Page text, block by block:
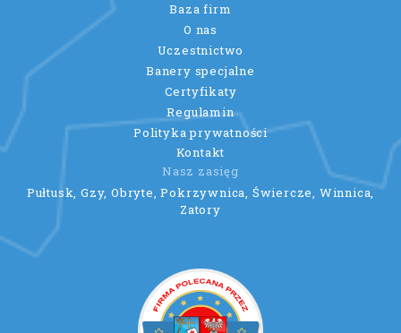
Baza firm
O nas
Uczestnictwo
Banery specjalne
Certyfikaty
Regulamin
Polityka prywatności
Kontakt
Nasz zasięg
Pułtusk, Gzy, Obryte, Pokrzywnica, Świercze, Winnica,
Zatory